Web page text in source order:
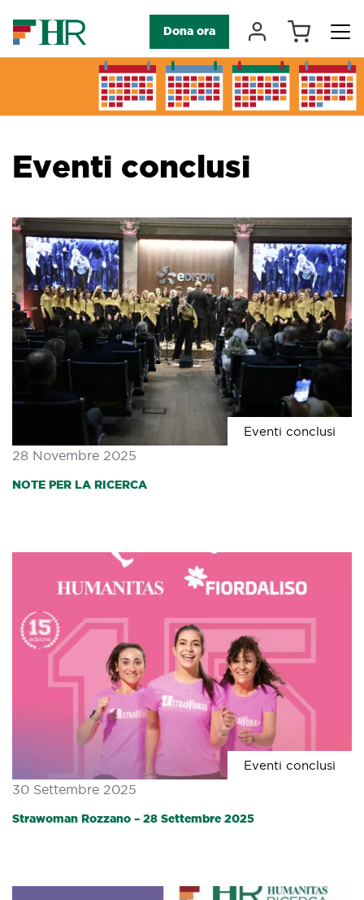
Navigazione principale
Dona ora Il mioCarrello
Eventi conclusi
Eventi conclusi
28 Novembre 2025
NOTE PER LA RICERCA
Eventi conclusi
30 Settembre 2025
Strawoman Rozzano – 28 Settembre 2025